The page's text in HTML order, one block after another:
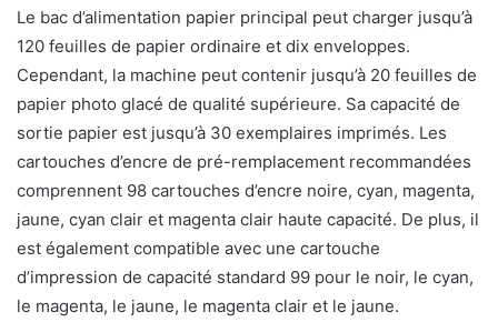
Le bac d’alimentation papier principal peut charger jusqu’à
120 feuilles de papier ordinaire et dix enveloppes.
Cependant, la machine peut contenir jusqu’à 20 feuilles de
papier photo glacé de qualité supérieure. Sa capacité de
sortie papier est jusqu’à 30 exemplaires imprimés. Les
cartouches d’encre de pré-remplacement recommandées
comprennent 98 cartouches d’encre noire, cyan, magenta,
jaune, cyan clair et magenta clair haute capacité. De plus, il
est également compatible avec une cartouche
d’impression de capacité standard 99 pour le noir, le cyan,
le magenta, le jaune, le magenta clair et le jaune.